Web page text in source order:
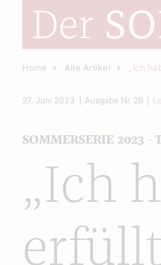
Home Alle Artikel „Ich
„Ich
SOMMERSERIE 2023 -
27. Juni 2023 Ausgabe Nr. 26